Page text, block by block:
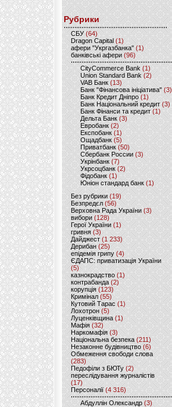
Рубрики
CБУ (64)
Dragon Capital (1)
афери "Укргазбанка" (1)
банківські афери (96)
CityCommerce Bank (1)
Union Standard Bank (2)
VAB Банк (13)
Банк "Фінансова ініціатива" (3)
Банк Кредит Дніпро (1)
Банк Національний кредит (3)
Банк Фінанси та кредит (1)
Дельта Банк (3)
Евробанк(2)
Експобанк (1)
Ощадбанк(5)
Приватбанк (50)
Сбербанк России (3)
Укрінбанк(7)
Укрсоцбанк (2)
Фідобанк (1)
Юніон стандард банк(1)
Без рубрики (19)
Безпредєл(56)
Верховна Рада України (3)
вибори(128)
Герої України(1)
гривня (3)
Дайджест (1 233)
Дерибан (25)
епідемія грипу (4)
ЄДАПС: приватизація України
(5)
казнокрадство (1)
контрабанда (2)
корупція (123)
Кримінал (55)
Кутовий Тарас (1)
Лохотрон(5)
Луценківщина (1)
Мафія (32)
Наркомафія (3)
Національна безпека (211)
Незаконне будівництво(6)
Обмеження свободи слова
(283)
Педофіли з БЮТу (2)
переслідування журналістів
(17)
Персоналії (4 316)
Абдуллін Олександр (3)